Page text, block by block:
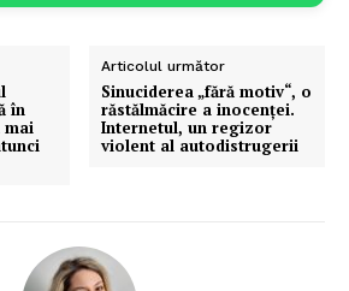
în
mai
Articolul următor
Sinuciderea „fără motiv“, o
răstălmăcire a inocenței.
Internetul, un regizor
violent al autodistrugerii